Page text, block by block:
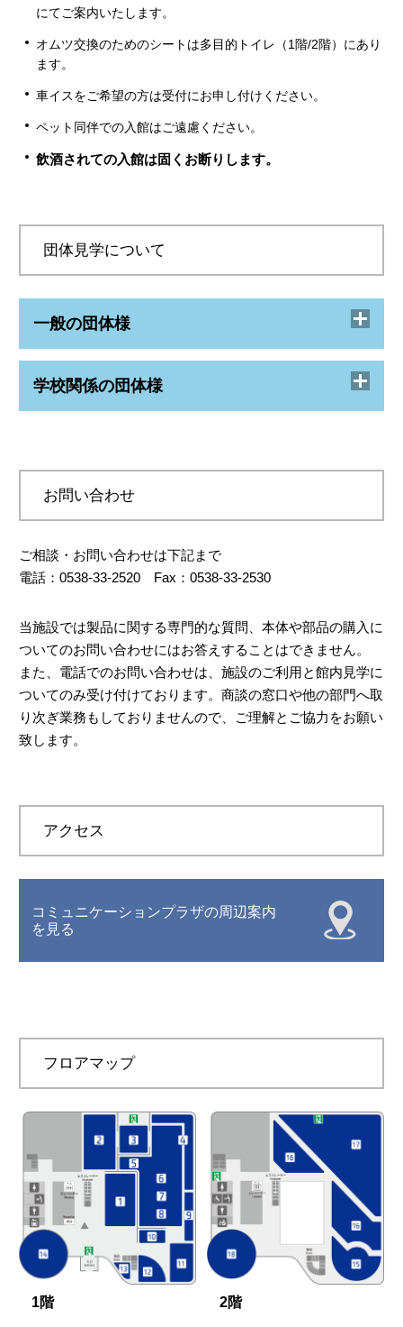
にてご案内いたします。
オムツ交換のためのシートは多目的トイレ（1階/2階）にあり
ます。
車イスをご希望の方は受付にお申し付けください。
ペット同伴での入館はご遠慮ください。
飲酒されての入館は固くお断りします。
団体見学について
一般の団体様
11名以上でご来館の際は、1週間以上前にご予約く
※一部ご利用を制限させていただく場合もございま
す。ご了承ください。
申込み時に利用の旨をお知らせください。
マイクロバスや大型バス等、大型車両でお越しの場
申し込む
学校関係の団体様
ョンプラザの館内見学及びモーターサイクル組立工
場の見学のお申し込みを随時受け付けております。
※館内見学のみの場合は1週間前までに、工場見学を
希望される場合は2ヶ月前までにご予約ください。
は日時の変更をお願いする場合がございます。確定
するのはおよそ2カ月前となります。
所要時間：約1時間 ※工場見学を含む場合は1時間
半～2時間（人数によって変動します）
可能な時間帯：（1）9：00～11：30 （2）13：00
～15：30
※当日のスケジュール及び注意事項については、お
申し込み後にこちらからご連絡させていただきま
す。
お問い合わせ
ご相談・お問い合わせは下記まで
電話：0538-33-2520 Fax：0538-33-2530
当施設では製品に関する専門的な質問、本体や部品の購入に
ついてのお問い合わせにはお答えすることはできません。
また、電話でのお問い合わせは、施設のご利用と館内見学に
ついてのみ受け付けております。商談の窓口や他の部門へ取
り次ぎ業務もしておりませんので、ご理解とご協力をお願い
致します。
アクセス
コミュニケーションプラザの周辺案内
を見る
フロアマップ
1階 2階